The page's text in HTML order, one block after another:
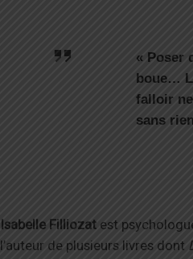
« Poser
boue…
falloir
sans
Isabelle Filliozat est
l’auteur de plusieurs livres dont